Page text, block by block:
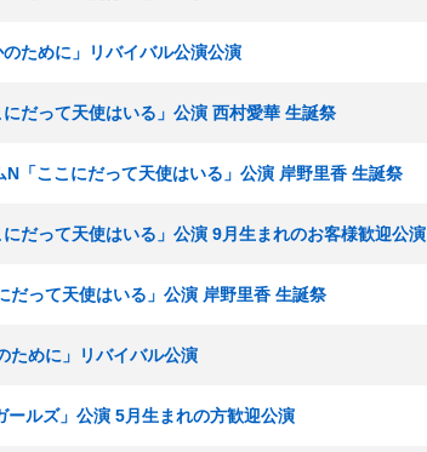
ために」リバイバル公演公演
だって天使はいる」公演 西村愛華 生誕祭
「ここにだって天使はいる」公演 岸野里香 生誕祭
だって天使はいる」公演 9月生まれのお客様歓迎公演
だって天使はいる」公演 岸野里香 生誕祭
ために」リバイバル公演
ルズ」公演 5月生まれの方歓迎公演